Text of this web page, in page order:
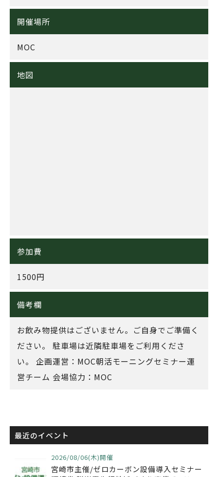
開催場所
MOC
地図
参加費
1500円
備考欄
お飲み物提供はございません。ご自身でご準備く
ださい。 駐車場は近隣駐車場をご利用くださ
い。 企画運営：MOC朝活モーニングセミナー運
営チーム 会場協力：MOC
最近のイベント
2026/08/06(木)開催
宮崎市主催/ゼロカーボン設備導入セミナー